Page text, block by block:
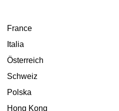
France
Italia
Österreich
Schweiz
Polska
Hong Kong